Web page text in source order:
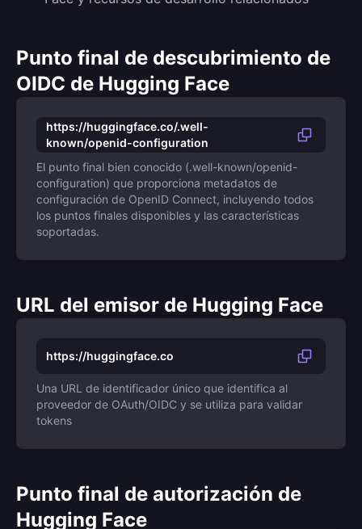
Punto final de descubrimiento de
OIDC de Hugging Face
https://huggingface.co/.well-
known/openid-configuration
El punto final bien conocido (.well-known/openid-
configuration) que proporciona metadatos de
configuración de OpenID Connect, incluyendo todos
los puntos finales disponibles y las características
soportadas.
URL del emisor de Hugging Face
https://huggingface.co
Una URL de identificador único que identifica al
proveedor de OAuth/OIDC y se utiliza para validar
tokens
Punto final de autorización de
Hugging Face